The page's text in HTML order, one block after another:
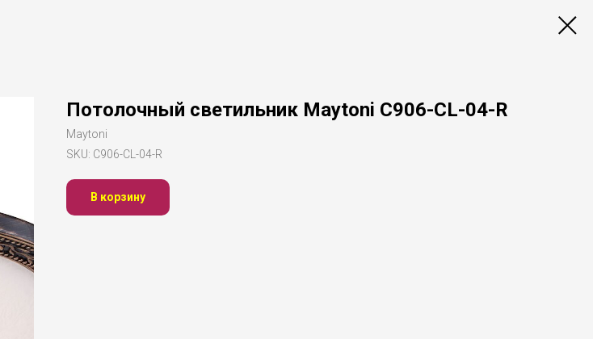
Потолочный светильник Maytoni C906-CL-04-R
Maytoni
SKU: C906-CL-04-R
В корзину